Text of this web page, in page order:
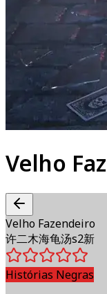
Velho
Velho Fazendeiro
许二木海龟汤s2新
Histórias Negras